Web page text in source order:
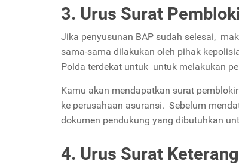
3. Urus Surat
Jika penyusunan BAP sudah selesai,
sama-sama dilakukan oleh pihak
Polda terdekat untuk untuk melakukan
Kamu akan mendapatkan surat
ke perusahaan asuransi. Sebelum
dokumen pendukung yang dibutuhkan
4. Urus Surat